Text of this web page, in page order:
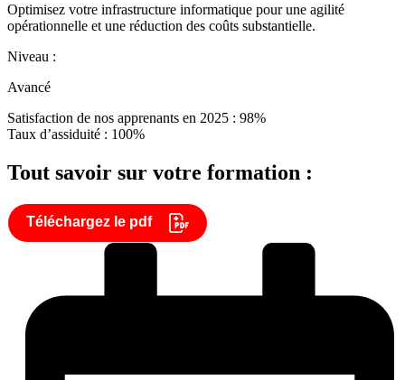
Optimisez votre infrastructure informatique pour une agilité
opérationnelle et une réduction des coûts substantielle.
Niveau :
Avancé
Satisfaction de nos apprenants en 2025 : 98%
Taux d’assiduité : 100%
Tout savoir sur votre formation :
Téléchargez le pdf